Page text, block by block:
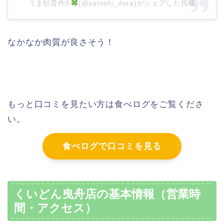
うま杉晋作® (@satoshi_dora)がシェアした投稿
なかなか肉質が良さそう！
もっと口コミを見たい方は食べログをご覧くださ
い。
食べログで口コミを見る
くいどん曳舟店の基本情報（営業時
間・アクセス）